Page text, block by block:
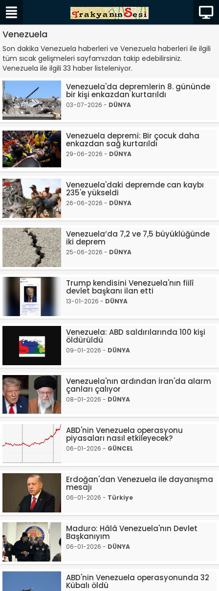
Venezuela
Son dakika Venezuela haberleri ve Venezuela haberleri ile ilgili
tüm sıcak gelişmeleri sayfamızdan takip edebilirsiniz.
Venezuela ile ilgili 33 haber listeleniyor.
Venezuela'da depremlerin 8. gününde
bir kişi enkazdan kurtarıldı
03-07-2026 - DÜNYA
Venezuela depremi: Bir çocuk daha
enkazdan sağ kurtarıldı
29-06-2026 - DÜNYA
Venezuela'daki depremde can kaybı
235'e yükseldi
26-06-2026 - DÜNYA
Venezuela’da 7,2 ve 7,5 büyüklüğünde
iki deprem
25-06-2026 - DÜNYA
Trump kendisini Venezuela'nın fiilî
devlet başkanı ilan etti
13-01-2026 - DÜNYA
Venezuela: ABD saldırılarında 100 kişi
öldürüldü
09-01-2026 - DÜNYA
Venezuela'nın ardından İran'da alarm
çanları çalıyor
08-01-2026 - DÜNYA
ABD'nin Venezuela operasyonu
piyasaları nasıl etkileyecek?
06-01-2026 - GÜNCEL
Erdoğan'dan Venezuela ile dayanışma
mesajı
06-01-2026 - Türkiye
Maduro: Hâlâ Venezuela'nın Devlet
Başkanıyım
06-01-2026 - DÜNYA
ABD'nin Venezuela operasyonunda 32
Kübalı öldü